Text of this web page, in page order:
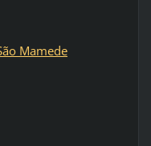
Mamede